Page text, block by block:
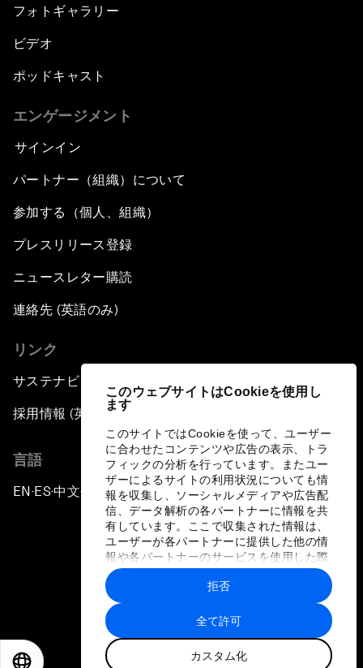
このウェブサイトはCookieを使用し
ます
このサイトではCookieを使って、ユーザー
に合わせたコンテンツや広告の表示、トラ
フィックの分析を行っています。またユー
ザーによるサイトの利用状況についても情
報を収集し、ソーシャルメディアや広告配
信、データ解析の各パートナーに情報を共
有しています。ここで収集された情報は、
ユーザーが各パートナーに提供した他の情
報や各パートナーのサービスを使用した際
に収集された情報と組み合わされ、各パー
トナーによって使用されることがありま
す。
全て許可
カスタム化
拒否
フォトギャラリー
ビデオ
ポッドキャスト
エンゲージメント
サインイン
パートナー（組織）について
参加する（個人、組織）
プレスリリース登録
ニュースレター購読
連絡先 (英語のみ)
リンク
サステナビリティへの取り組み
採用情報 (英語のみ)
言語
EN ▪ES▪中文▪ 日本語
プライバシーポリシーと利用規約
サイトマップ
©
世界経済フォーラム